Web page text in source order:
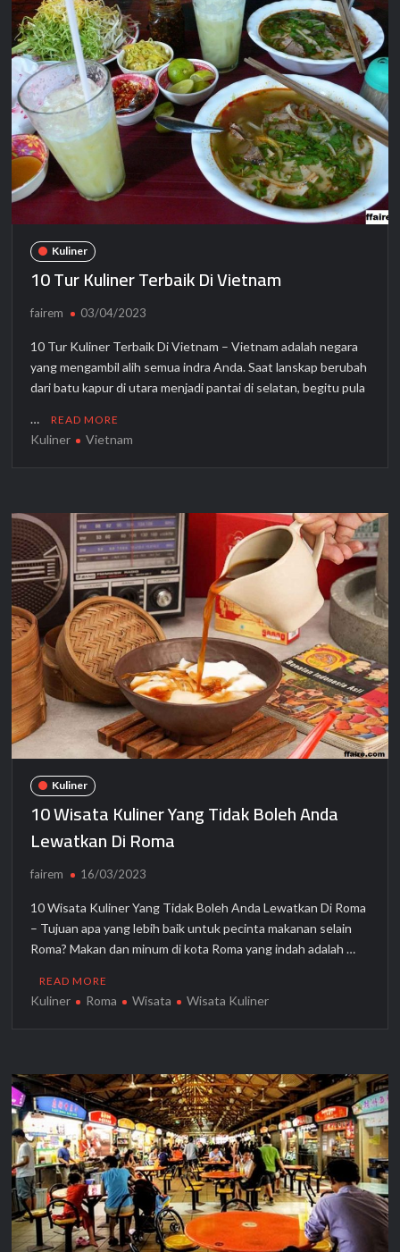
Kuliner
10 Tur Kuliner Terbaik Di Vietnam
fairem 03/04/2023
10 Tur Kuliner Terbaik Di Vietnam – Vietnam adalah negara
yang mengambil alih semua indra Anda. Saat lanskap berubah
dari batu kapur di utara menjadi pantai di selatan, begitu pula
… READ MORE
Kuliner Vietnam
Kuliner
10 Wisata Kuliner Yang Tidak Boleh Anda
Lewatkan Di Roma
fairem 16/03/2023
10 Wisata Kuliner Yang Tidak Boleh Anda Lewatkan Di Roma
– Tujuan apa yang lebih baik untuk pecinta makanan selain
Roma? Makan dan minum di kota Roma yang indah adalah …
READ MORE
Kuliner Roma Wisata Wisata Kuliner